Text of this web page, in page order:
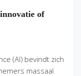
of
(AI) bevindt zich
massaal